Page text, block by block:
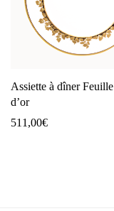
Assiette à dîner Feuille
d’or
511,00€